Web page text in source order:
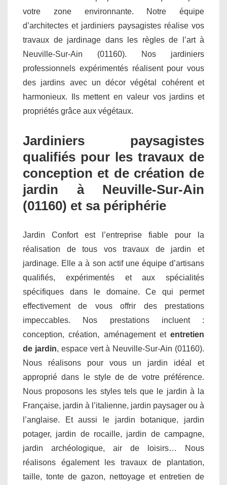
votre zone environnante. Notre équipe
d’architectes et jardiniers paysagistes réalise vos
travaux de jardinage dans les règles de l’art à
Neuville-Sur-Ain (01160). Nos jardiniers
professionnels expérimentés réalisent pour vous
des jardins avec un décor végétal cohérent et
harmonieux. Ils mettent en valeur vos jardins et
propriétés grâce aux végétaux.
Jardiniers paysagistes
qualifiés pour les travaux de
conception et de création de
jardin à Neuville-Sur-Ain
(01160) et sa périphérie
Jardin Confort est l’entreprise fiable pour la
réalisation de tous vos travaux de jardin et
jardinage. Elle a à son actif une équipe d’artisans
qualifiés, expérimentés et aux spécialités
spécifiques dans le domaine. Ce qui permet
effectivement de vous offrir des prestations
impeccables. Nos prestations incluent :
conception, création, aménagement et entretien
de jardin, espace vert à Neuville-Sur-Ain (01160).
Nous réalisons pour vous un jardin idéal et
approprié dans le style de de votre préférence.
Nous proposons les styles tels que le jardin à la
Française, jardin à l’italienne, jardin paysager ou à
l’anglaise. Et aussi le jardin botanique, jardin
potager, jardin de rocaille, jardin de campagne,
jardin archéologique, air de loisirs… Nous
réalisons également les travaux de plantation,
taille, tonte de gazon, nettoyage et entretien de